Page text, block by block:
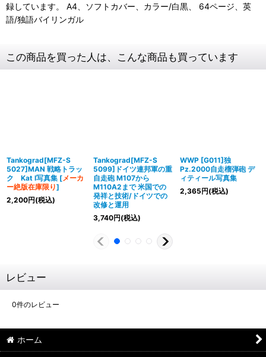
録しています。 A4、ソフトカバー、カラー/白黒、 64ページ、英
語/独語バイリンガル
この商品を買った人は、こんな商品も買っています
Tankograd[MFZ-S
5027]MAN 戦略トラッ
ク Kat I写真集 [メーカ
ー絶版在庫限り]
2,200円(税込)
Tankograd[MFZ-S
5099]ドイツ連邦軍の重
自走砲 M107から
M110A2まで 米国での
発祥と技術/ドイツでの
改修と運用
3,740円(税込)
WWP [G011]独
Pz.2000自走榴弾砲 デ
ィティール写真集
2,365円(税込)
レビュー
0件のレビュー
ホーム